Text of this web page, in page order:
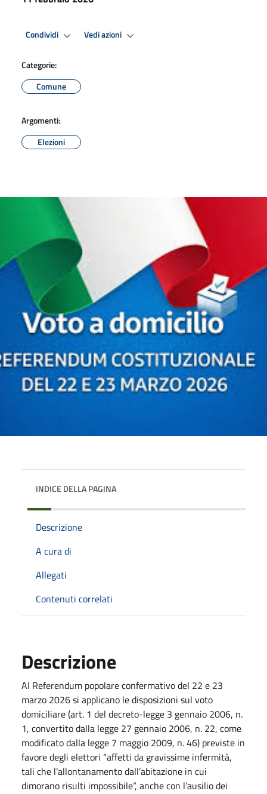
Condividi Vedi azioni
Categorie:
Comune
Argomenti:
Elezioni
INDICE DELLA PAGINA
Descrizione
A cura di
Allegati
Contenuti correlati
Descrizione
Al Referendum popolare confermativo del 22 e 23
marzo 2026 si applicano le disposizioni sul voto
domiciliare (art. 1 del decreto-legge 3 gennaio 2006, n.
1, convertito dalla legge 27 gennaio 2006, n. 22, come
modificato dalla legge 7 maggio 2009, n. 46) previste in
favore degli elettori “affetti da gravissime infermità,
tali che l’allontanamento dall’abitazione in cui
dimorano risulti impossibile”, anche con l’ausilio dei